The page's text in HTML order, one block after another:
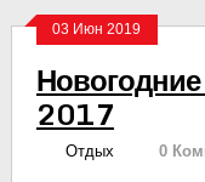
03 Июн 2019
2017
Отдых 0